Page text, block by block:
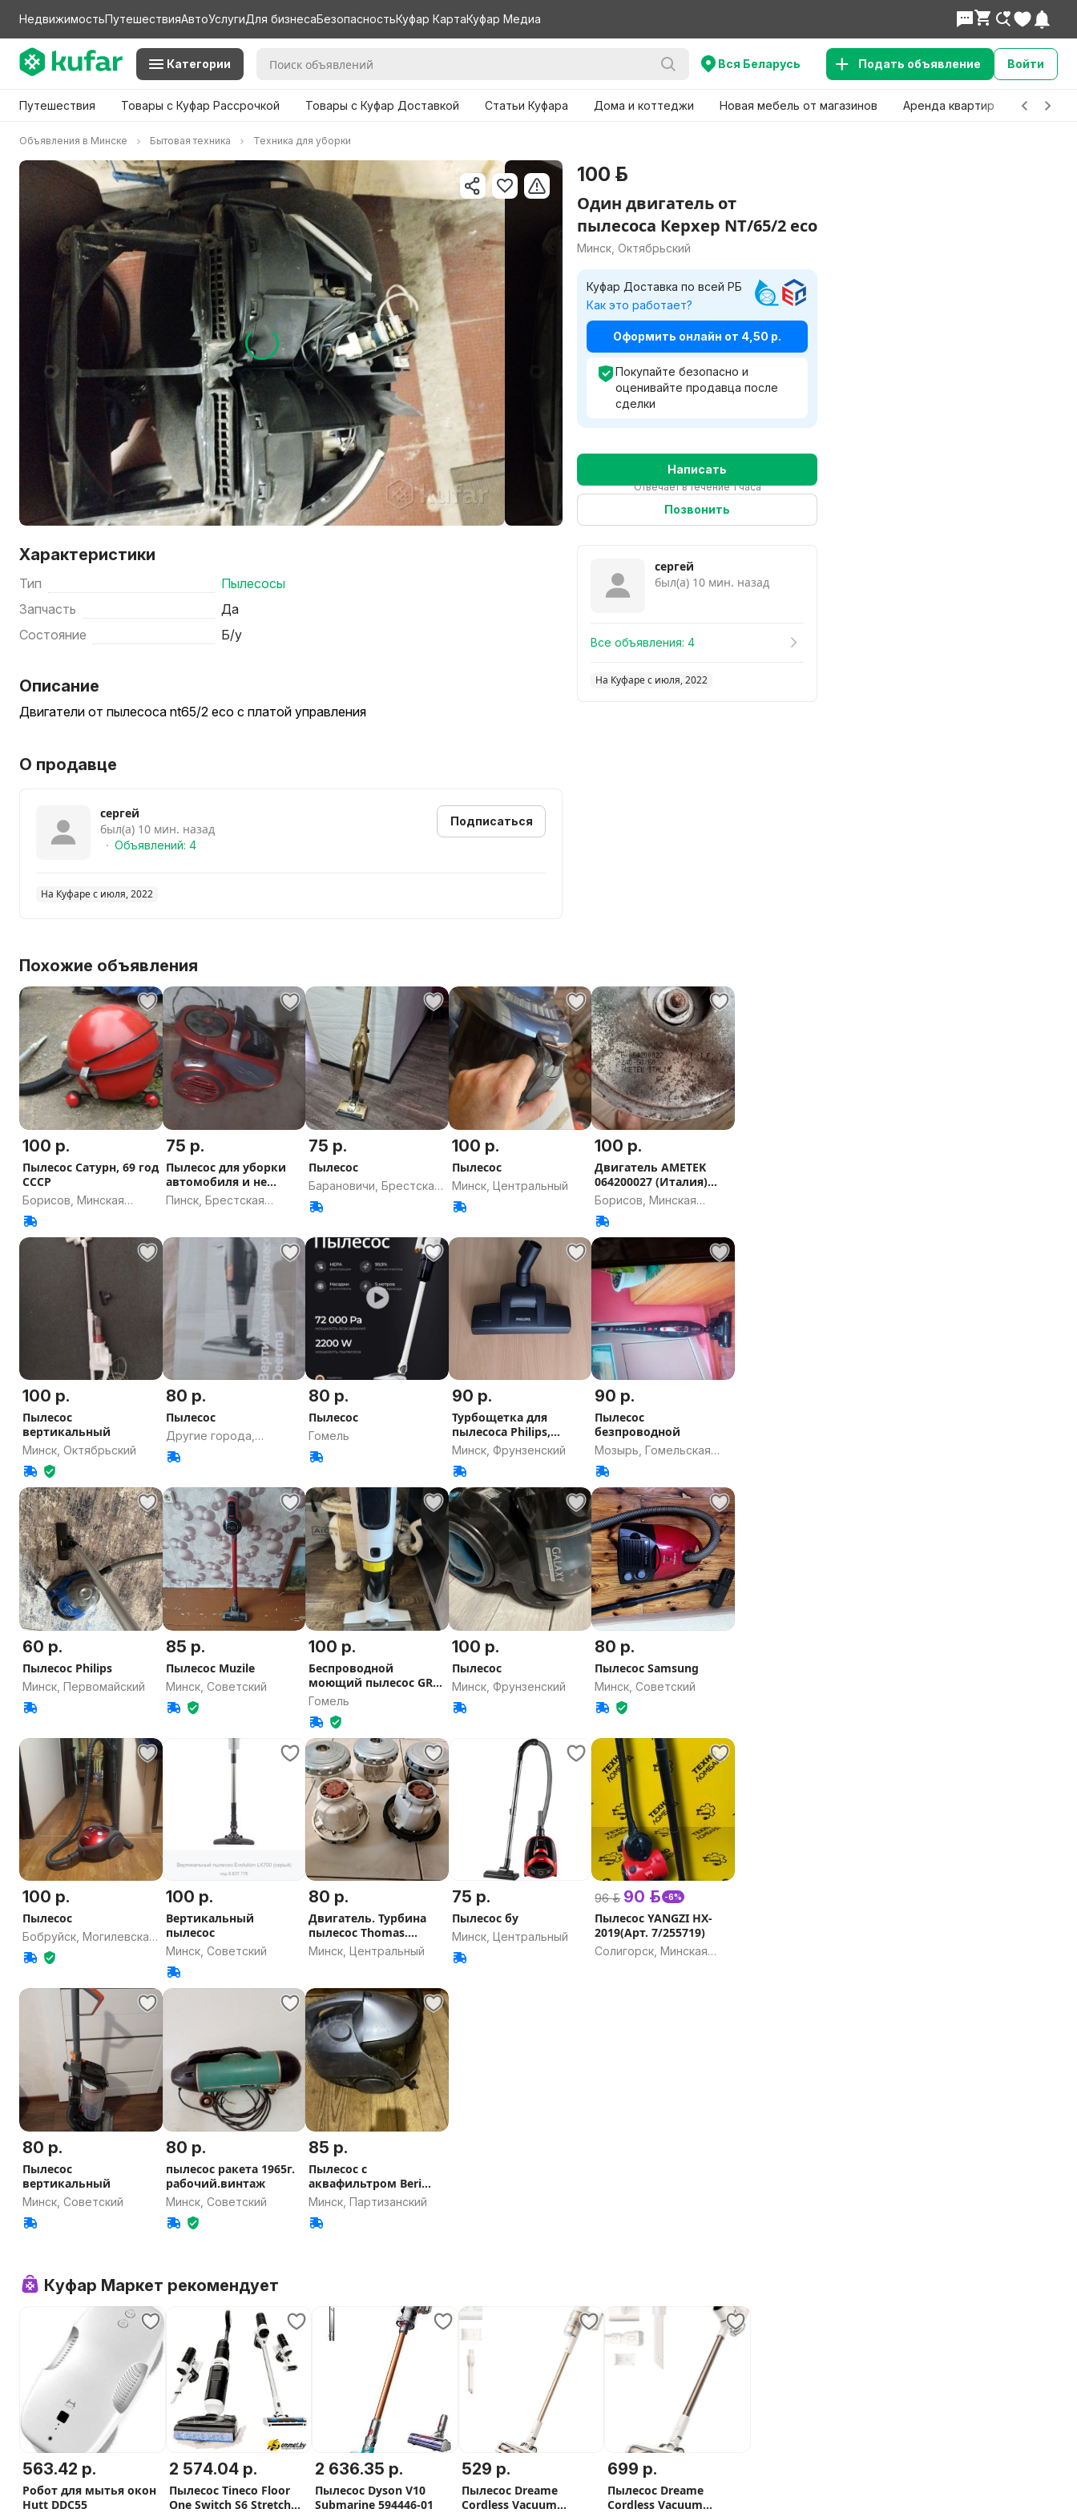
НедвижимостьПутешествияАвтоУслугиДля бизнесаБезопасностьКуфар КартаКуфар Медиа
Категории Вся Беларусь Подать объявление Войти
Путешествия Товары с Куфар Рассрочкой Товары с Куфар Доставкой Статьи Куфара Дома и коттеджи Новая мебель от магазинов Аренда квартир Детские
Объявления в Минске Бытовая техника Техника для уборки
Нужно больше вариантов?
Характеристики
Тип
Пылесосы
Запчасть
Да
Состояние
Б/у
Описание
Двигатели от пылесоса nt65/2 eco с платой управления
О продавце
сергей
был(а) 10 мин. назад
Объявлений: 4
Подписаться
На Куфаре с июля, 2022
Похожие объявления
100 р.
Пылесос Сатурн, 69 год
СССР
Борисов, Минская
область
75 р.
Пылесос для уборки
автомобиля и не
только
Пинск, Брестская
75 р.
Пылесос
Барановичи, Брестская
область
100 р.
Пылесос
Минск, Центральный
100 р.
Двигатель AMETEK
064200027 (Италия)
для пылесосов
Борисов, Минская
область
100 р.
Пылесос
вертикальный
Минск, Октябрьский
80 р.
Пылесос
Другие города,
Гомельская область
80 р.
Пылесос
Гомель
90 р.
Турбощетка для
пылесоса Philiрs,
оригинал
Минск, Фрунзенский
90 р.
Пылесос
безпроводной
Мозырь, Гомельская
область
60 р.
Пылесос Philips
Минск, Первомайский
85 р.
Пылесос Muzile
Минск, Советский
100 р.
Беспроводной
моющий пылесос GR
804 pro
Гомель
100 р.
Пылесос
Минск, Фрунзенский
80 р.
Пылесос Samsung
Минск, Советский
100 р.
Пылесос
Бобруйск, Могилевская
область
100 р.
Вертикальный
пылесос
Минск, Советский
80 р.
Двигатель. Турбина
пылесос Thomas.
Zelmer.
Минск, Центральный
75 р.
Пылесос бу
Минск, Центральный
96 р. 90 р. -6%
Пылесос YANGZI HX-
2019(Арт. 7/255719)
Солигорск, Минская
80 р.
Пылесос
вертикальный
Минск, Советский
80 р.
пылесос ракета 1965г.
рабочий.винтаж
Минск, Советский
85 р.
Пылесос с
аквафильтром Beri
DV4499
Минск, Партизанский
Куфар Маркет рекомендует
563.42 р.
Робот для мытья окон
Hutt DDC55
2 574.04 р.
Пылесос Tineco Floor
One Switch S6 Stretch
2 636.35 р.
Пылесос Dyson V10
Submarine 594446-01
529 р.
Пылесос Dreame
Cordless Vacuum
699 р.
Пылесос Dreame
Cordless Vacuum
100 р.
Один двигатель от
пылесоса Керхер NT/65/2 eco
Минск, Октябрьский
Куфар Доставка по всей РБ
Как это работает?
Оформить онлайн от 4,50 р.
Покупайте безопасно и
оценивайте продавца после
сделки
Написать
Отвечает в течение 1 часа
Позвонить
сергей
был(а) 10 мин. назад
Все объявления: 4
На Куфаре с июля, 2022